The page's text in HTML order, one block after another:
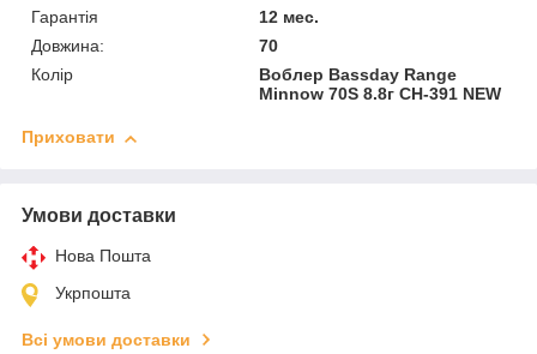
Гарантія
12 мес.
Довжина:
70
Колір
Воблер Bassday Range
Minnow 70S 8.8г CH-391 NEW
Приховати
Умови доставки
Нова Пошта
Укрпошта
Всі умови доставки